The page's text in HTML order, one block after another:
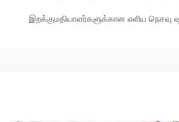
இறக்குமதியாளர்களுக்கான எளிய நெசவு